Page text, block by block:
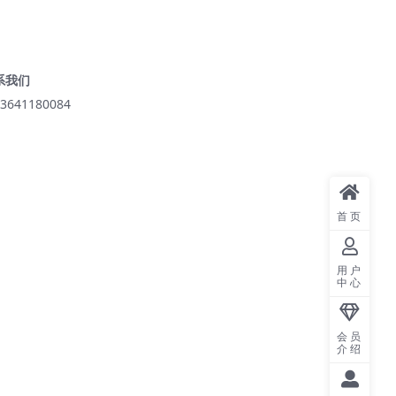
我们
首页
用户
中心
会员
介绍